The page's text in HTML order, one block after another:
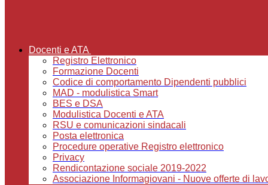
Docenti e ATA
Registro Elettronico
Formazione Docenti
Codice di comportamento Dipendenti pubblici
MAD - modulistica Smart
BES e DSA
Modulistica Docenti e ATA
RSU e comunicazioni sindacali
Posta elettronica
Procedure operative Registro elettronico
Privacy
Rendicontazione sociale 2019-2022
Associazione Informagiovani - Nuove offerte di